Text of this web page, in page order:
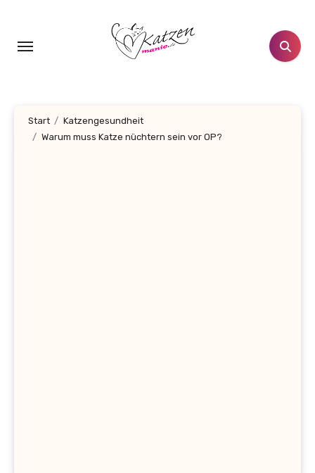
springen
Start
Katzengesundheit
Warum muss Katze nüchtern sein vor OP?